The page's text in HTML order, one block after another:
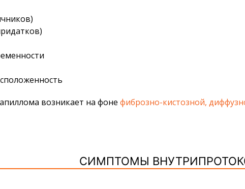
возникает на фоне фиброзно-кистозной,
СИМПТОМЫ